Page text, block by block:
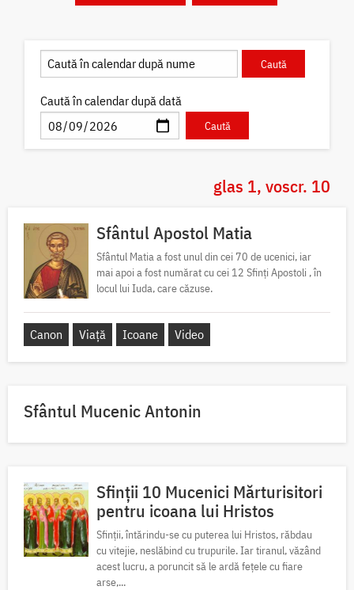
Caută în calendar după dată
glas 1, voscr. 10
Sfântul Apostol Matia
Sfântul Matia a fost unul din cei 70 de ucenici, iar
mai apoi a fost numărat cu cei 12 Sfinți Apostoli , în
locul lui Iuda, care căzuse.
Canon Viață Icoane Video
Sfântul Mucenic Antonin
Sfinții 10 Mucenici Mărturisitori
pentru icoana lui Hristos
Sfinții, întărindu-se cu puterea lui Hristos, răbdau
cu vitejie, neslăbind cu trupurile. Iar tiranul, văzând
acest lucru, a poruncit să le ardă fețele cu fiare
arse,...